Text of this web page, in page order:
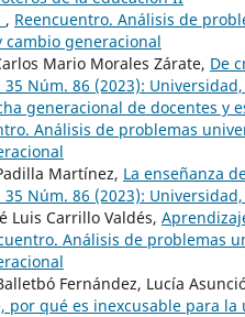
, Reencuentro. Análisis de
generacional
Mario Morales Zárate, De
Núm. 86 (2023):
generacional de docentes y
Análisis de problemas
Martínez, La enseñanza
Núm. 86 (2023):
Luis Carrillo Valdés,
Análisis de problemas
Fernández, Lucía
por qué es inexcusable para la